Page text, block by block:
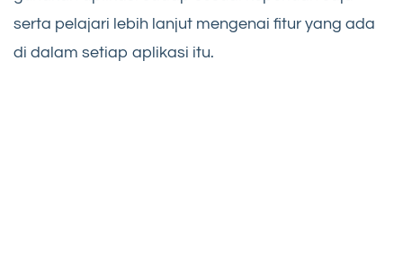
serta pelajari lebih lanjut mengenai fitur yang ada
di dalam setiap aplikasi itu.